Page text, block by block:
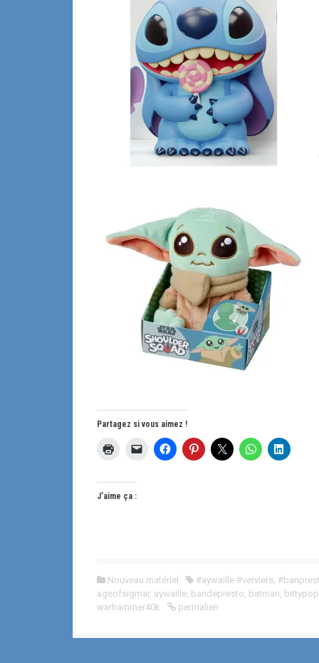
Partagez si vous aimez !
J’aime ça :
Nouveau matériel #aywaille #verviers,
ageofsigmar, aywaille, bandepresto, batman, bittypop
warhammer40k
permalien